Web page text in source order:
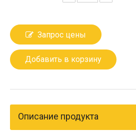
Запрос цены
Добавить в корзину
Описание продукта